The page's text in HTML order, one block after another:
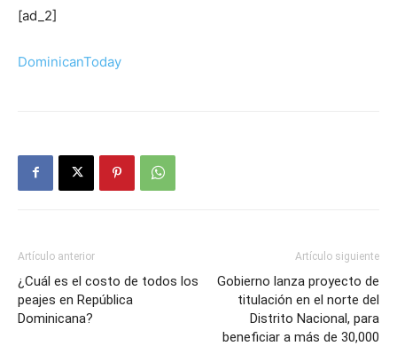
[ad_2]
DominicanToday
Artículo anterior
¿Cuál es el costo de todos los
peajes en República
Dominicana?
Artículo siguiente
Gobierno lanza proyecto de
titulación en el norte del
Distrito Nacional, para
beneficiar a más de 30,000